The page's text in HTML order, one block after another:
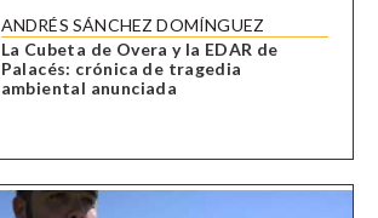
ANDRÉS SÁNCHEZ DOMÍNGUEZ
La Cubeta de Overa y la EDAR de
Palacés: crónica de tragedia
ambiental anunciada